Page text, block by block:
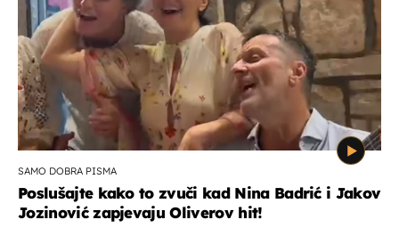
SAMO DOBRA PISMA
Poslušajte kako to zvuči kad Nina Badrić i Jakov
Jozinović zapjevaju Oliverov hit!